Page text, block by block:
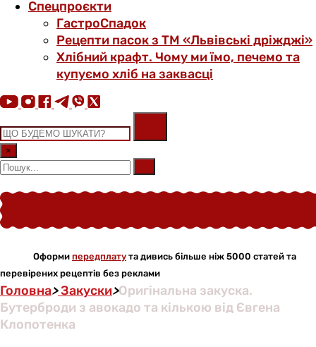
Спецпроєкти
ГастроСпадок
Рецепти пасок з ТМ «Львівські дріжджі»
Хлібний крафт. Чому ми їмо, печемо та
купуємо хліб на заквасці
×
Оформи передплату та дивись більше ніж 5000 статей та
перевірених рецептів без реклами
Головна>Закуски>Оригінальна закуска.
Бутерброди з авокадо та кількою від Євгена
Клопотенка